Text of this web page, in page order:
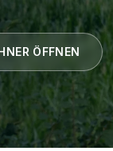
ÖFFNEN